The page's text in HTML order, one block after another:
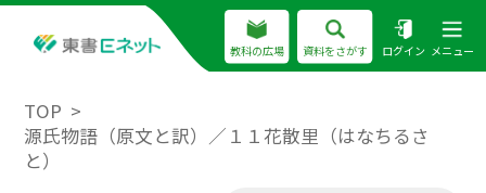
教科の広場 資料をさがす ログイン メニュー
TOP
源氏物語（原文と訳）／１１花散里（はなちるさ
と）